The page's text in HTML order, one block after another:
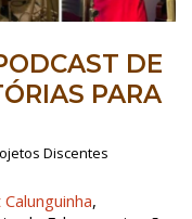
DE
PARA
Discentes
,